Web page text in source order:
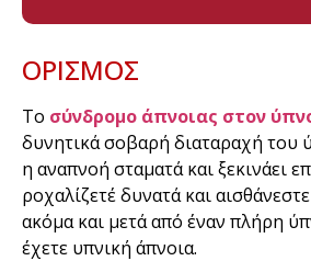
ΟΡΙΣΜΟΣ
Το σύνδρομο άπνοιας στον
δυνητικά σοβαρή διαταραχή του
η αναπνοή σταματά και ξεκινάει
ροχαλίζετέ δυνατά και
ακόμα και μετά από έναν πλήρη
έχετε υπνική άπνοια.